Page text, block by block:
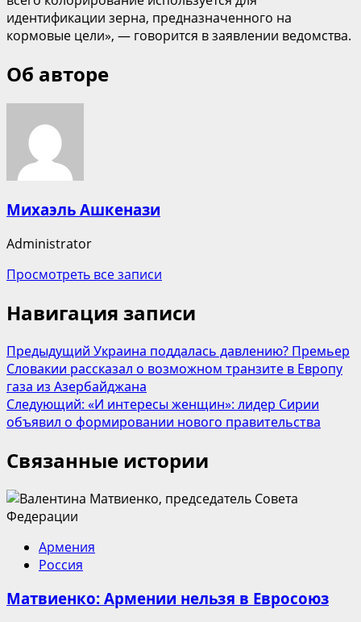
идентификации зерна, предназначенного на
кормовые цели», — говорится в заявлении ведомства.
Об авторе
Михаэль Ашкенази
Administrator
Просмотреть все записи
Навигация записи
Предыдущий Украина поддалась давлению? Премьер
Словакии рассказал о возможном транзите в Европу
газа из Азербайджана
Следующий: «И интересы женщин»: лидер Сирии
объявил о формировании нового правительства
Связанные истории
Армения
Россия
Матвиенко: Армении нельзя в Евросоюз